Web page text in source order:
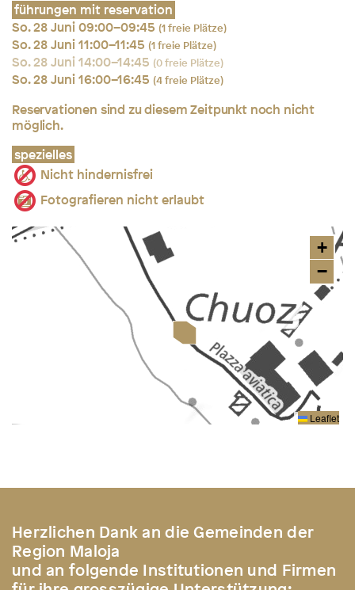
führungen mit reservation
So. 28 Juni 09:00–09:45 (1 freie Plätze)
So. 28 Juni 11:00–11:45 (1 freie Plätze)
So. 28 Juni 14:00–14:45 (0 freie Plätze)
So. 28 Juni 16:00–16:45 (4 freie Plätze)
Reservationen sind zu diesem Zeitpunkt noch nicht
möglich.
spezielles
Nicht hindernisfrei
Fotografieren nicht erlaubt
+
−
Leaflet
Herzlichen Dank an die Gemeinden der
Region Maloja
und an folgende Institutionen und Firmen